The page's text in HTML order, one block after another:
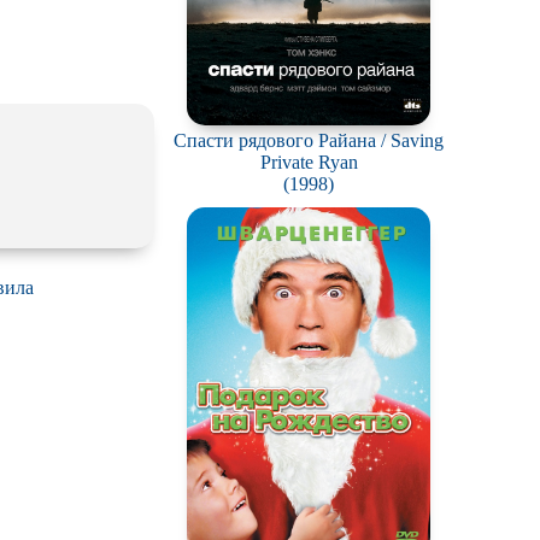
Спасти рядового Райана / Saving
Private Ryan
(1998)